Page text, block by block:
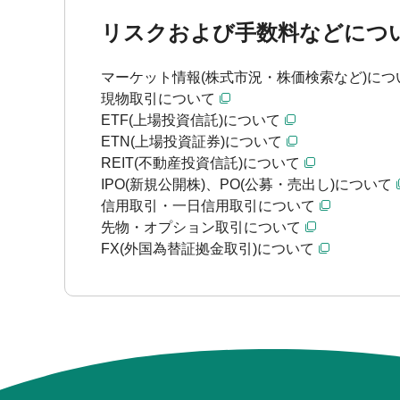
リスクおよび手数料などにつ
マーケット情報(株式市況・株価検索など)につ
現物取引について
ETF(上場投資信託)について
ETN(上場投資証券)について
REIT(不動産投資信託)について
IPO(新規公開株)、PO(公募・売出し)について
信用取引・一日信用取引について
先物・オプション取引について
FX(外国為替証拠金取引)について